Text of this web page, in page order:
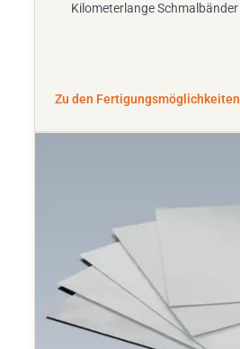
Kilometerlange Schmalbänder
Zu den Fertigungsmöglichkeiten